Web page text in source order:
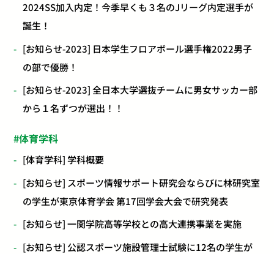
2024SS加入内定！今季早くも３名のJリーグ内定選手が
誕生！
[お知らせ-2023] 日本学生フロアボール選手権2022男子
の部で優勝！
[お知らせ-2023] 全日本大学選抜チームに男女サッカー部
から１名ずつが選出！！
体育学科
[体育学科] 学科概要
[お知らせ] スポーツ情報サポート研究会ならびに林研究室
の学生が東京体育学会 第17回学会大会で研究発表
[お知らせ] 一関学院高等学校との高大連携事業を実施
[お知らせ] 公認スポーツ施設管理士試験に12名の学生が